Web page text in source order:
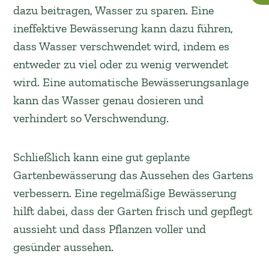
dazu beitragen, Wasser zu sparen. Eine
ineffektive Bewässerung kann dazu führen,
dass Wasser verschwendet wird, indem es
entweder zu viel oder zu wenig verwendet
wird. Eine automatische Bewässerungsanlage
kann das Wasser genau dosieren und
verhindert so Verschwendung.
Schließlich kann eine gut geplante
Gartenbewässerung das Aussehen des Gartens
verbessern. Eine regelmäßige Bewässerung
hilft dabei, dass der Garten frisch und gepflegt
aussieht und dass Pflanzen voller und
gesünder aussehen.